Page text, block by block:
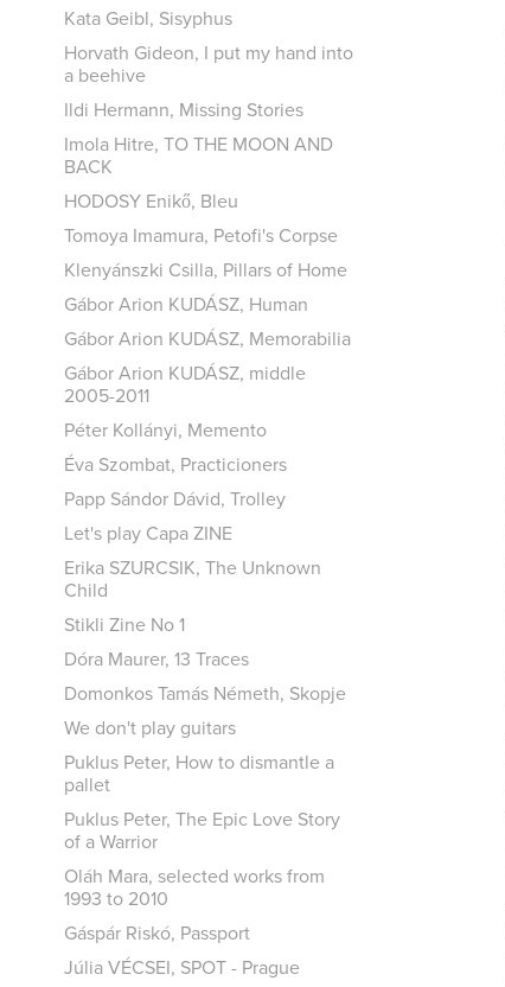
Kata Geibl, Sisyphus
Horvath Gideon, I put my hand into
a beehive
Ildi Hermann, Missing Stories
Imola Hitre, TO THE MOON AND
BACK
HODOSY Enikő, Bleu
Tomoya Imamura, Petofi's Corpse
Klenyánszki Csilla, Pillars of Home
Gábor Arion KUDÁSZ, Human
Gábor Arion KUDÁSZ, Memorabilia
Gábor Arion KUDÁSZ, middle
2005-2011
Péter Kollányi, Memento
Éva Szombat, Practicioners
Papp Sándor Dávid, Trolley
Let's play Capa ZINE
Erika SZURCSIK, The Unknown
Child
Stikli Zine No 1
Dóra Maurer, 13 Traces
Domonkos Tamás Németh, Skopje
We don't play guitars
Puklus Peter, How to dismantle a
pallet
Puklus Peter, The Epic Love Story
of a Warrior
Oláh Mara, selected works from
1993 to 2010
Gáspár Riskó, Passport
Júlia VÉCSEI, SPOT - Prague